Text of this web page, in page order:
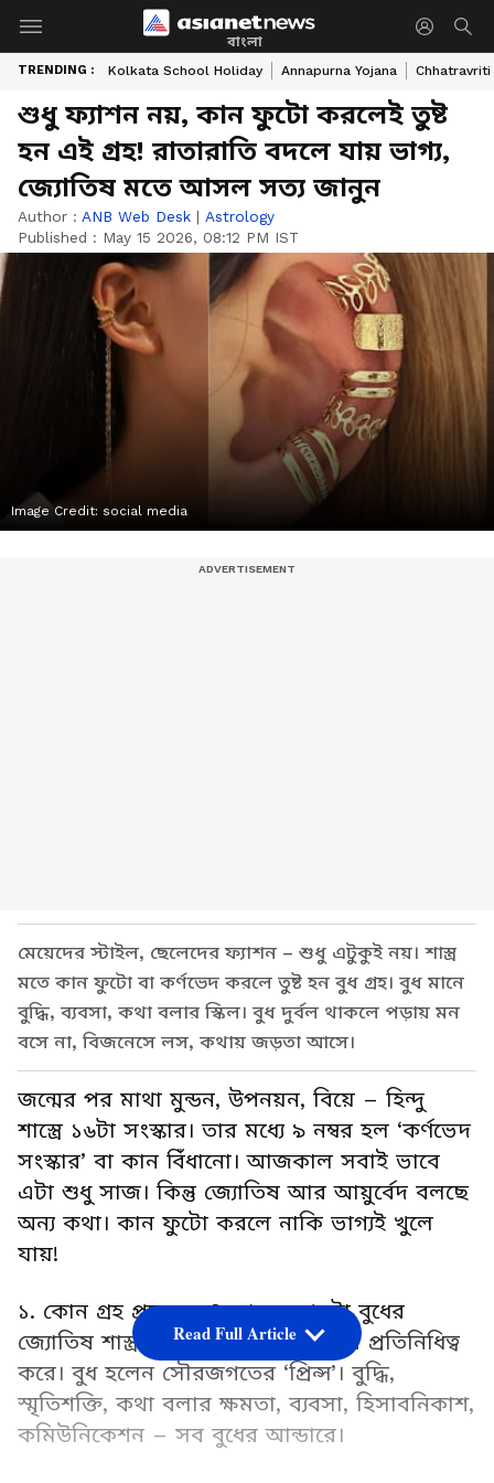
বাংলা
TRENDING : Kolkata School Holiday Annapurna Yojana Chhatravriti
শুধু ফ্যাশন নয়, কান ফুটো করলেই তুষ্ট
হন এই গ্রহ! রাতারাতি বদলে যায় ভাগ্য,
জ্যোতিষ মতে আসল সত্য জানুন
Author : ANB Web Desk | Astrology
Published : May 15 2026, 08:12 PM IST
Image Credit: social media
মেয়েদের স্টাইল, ছেলেদের ফ্যাশন – শুধু এটুকুই নয়। শাস্ত্র
মতে কান ফুটো বা কর্ণভেদ করলে তুষ্ট হন বুধ গ্রহ। বুধ মানে
বুদ্ধি, ব্যবসা, কথা বলার স্কিল। বুধ দুর্বল থাকলে পড়ায় মন
বসে না, বিজনেসে লস, কথায় জড়তা আসে।
জন্মের পর মাথা মুন্ডন, উপনয়ন, বিয়ে – হিন্দু
শাস্ত্রে ১৬টা সংস্কার। তার মধ্যে ৯ নম্বর হল ‘কর্ণভেদ
সংস্কার’ বা কান বিঁধানো। আজকাল সবাই ভাবে
এটা শুধু সাজ। কিন্তু জ্যোতিষ আর আয়ুর্বেদ বলছে
অন্য কথা। কান ফুটো করলে নাকি ভাগ্যই খুলে
যায়!
১. কোন গ্রহ প্রসন্ন হন? আসল গেমটা বুধের
জ্যোতিষ শাস্ত্র অনুযায়ী, কান বুধ গ্রহের প্রতিনিধিত্ব
করে। বুধ হলেন সৌরজগতের ‘প্রিন্স’। বুদ্ধি,
স্মৃতিশক্তি, কথা বলার ক্ষমতা, ব্যবসা, হিসাবনিকাশ,
কমিউনিকেশন – সব বুধের আন্ডারে।
Read Full Article